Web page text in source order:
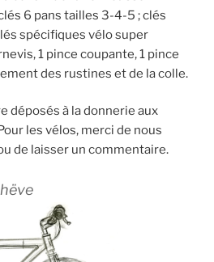
6 pans tailles 3-4-5 ; clés
spécifiques vélo super
1 pince coupante, 1 pince
des rustines et de la colle.
déposés à la donnerie aux
les vélos, merci de nous
de laisser un commentaire.